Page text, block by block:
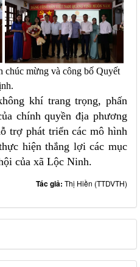
mừng và công bố Quyết
khí trang trọng, phấn
chính quyền địa phương
trợ phát triển các mô hình
hiện thắng lợi các mục
của xã Lộc Ninh.
Tác giả: Thị Hiền (TTDVTH)